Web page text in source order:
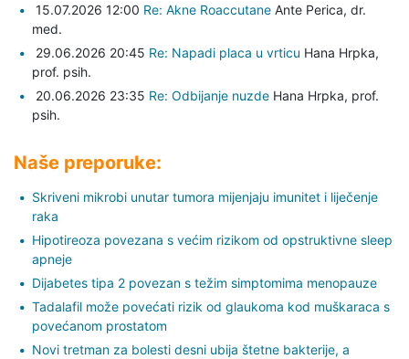
15.07.2026 12:00 Re: Akne Roaccutane Ante Perica, dr.
med.
29.06.2026 20:45 Re: Napadi placa u vrticu Hana Hrpka,
prof. psih.
20.06.2026 23:35 Re: Odbijanje nuzde Hana Hrpka, prof.
psih.
Naše preporuke:
Skriveni mikrobi unutar tumora mijenjaju imunitet i liječenje
raka
Hipotireoza povezana s većim rizikom od opstruktivne sleep
apneje
Dijabetes tipa 2 povezan s težim simptomima menopauze
Tadalafil može povećati rizik od glaukoma kod muškaraca s
povećanom prostatom
Novi tretman za bolesti desni ubija štetne bakterije, a